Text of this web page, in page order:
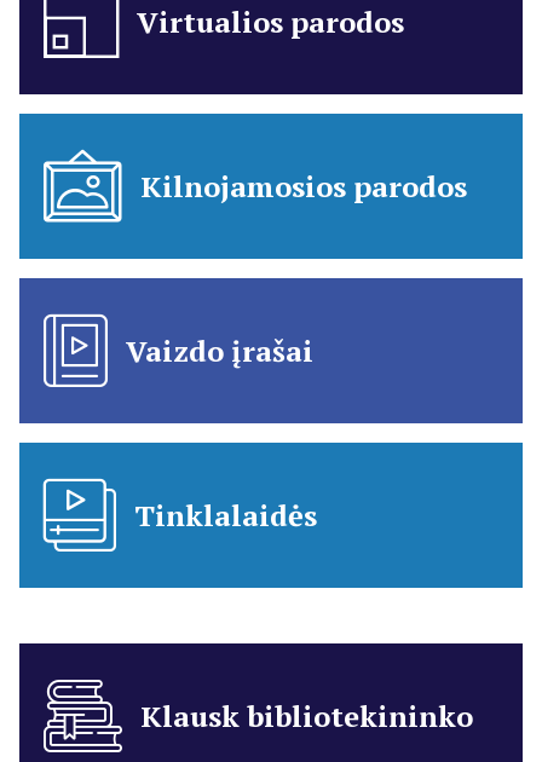
Virtualios parodos
Kilnojamosios parodos
Vaizdo įrašai
Tinklalaidės
Klausk bibliotekininko